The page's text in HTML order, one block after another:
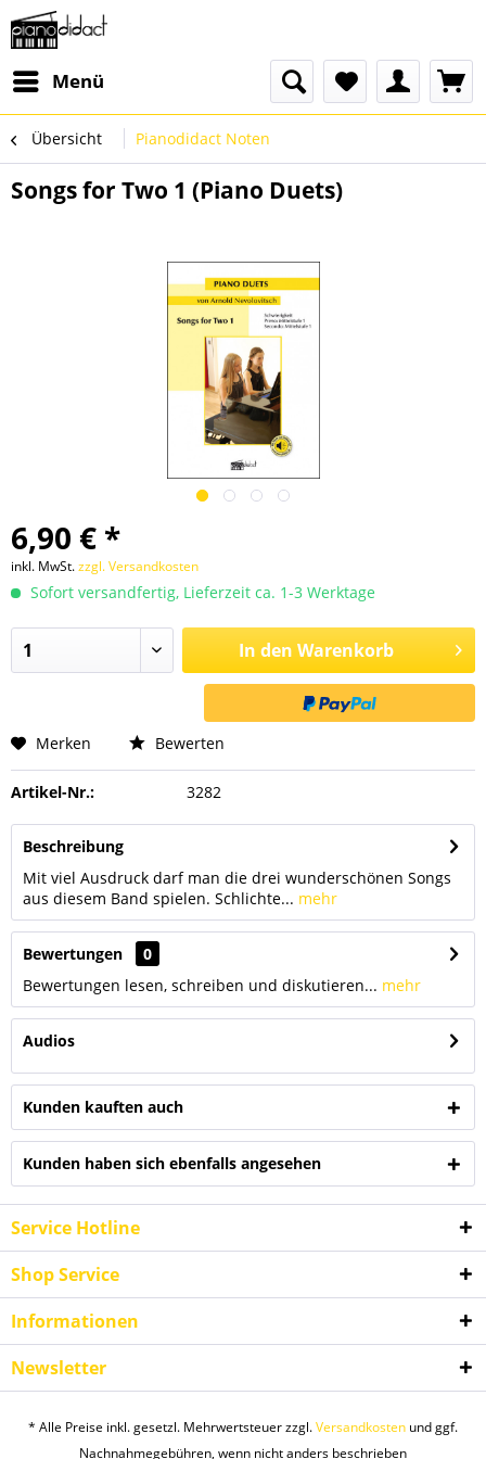
Menü
Übersicht Pianodidact Noten
Songs for Two 1 (Piano Duets)
6,90 € *
inkl. MwSt.zzgl. Versandkosten
Sofort versandfertig, Lieferzeit ca. 1-3 Werktage
In den Warenkorb
Merken Bewerten
Artikel-Nr.: 3282
Beschreibung
Mit viel Ausdruck darf man die drei wunderschönen Songs
aus diesem Band spielen. Schlichte... mehr
Bewertungen
0
Bewertungen lesen, schreiben und diskutieren... mehr
Audios
Kunden kauften auch
Kunden haben sich ebenfalls angesehen
Service Hotline
Shop Service
Informationen
Newsletter
* Alle Preise inkl. gesetzl. Mehrwertsteuer zzgl.Versandkosten und ggf.
Nachnahmegebühren, wenn nicht anders beschrieben